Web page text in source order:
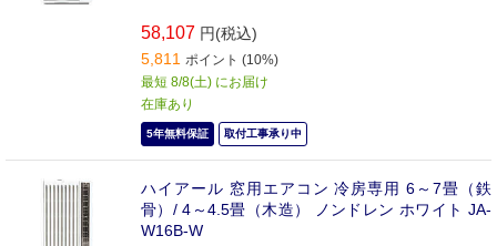
58,107 円(税込)
5,811 ポイント (10%)
最短 8/8(土) にお届け
在庫あり
5年無料保証 取付工事承り中
ハイアール 窓用エアコン 冷房専用 6～7畳（鉄
骨）/ 4～4.5畳（木造） ノンドレン ホワイト JA-
W16B-W